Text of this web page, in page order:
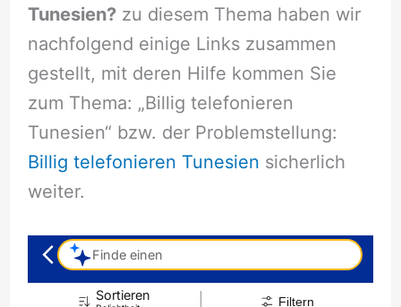
Tunesien?zu diesem Thema haben wir
nachfolgend einige Links zusammen
gestellt, mit deren Hilfe kommen Sie
zum Thema: „Billig telefonieren
Tunesien“ bzw. der Problemstellung:
Billig telefonieren Tunesien sicherlich
weiter.